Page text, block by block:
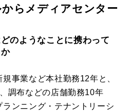
らメディアセンター
のようなことに携わって
規事業など本社勤務12年と、
調布などの店舗勤務10年
ンニング・テナントリーシ